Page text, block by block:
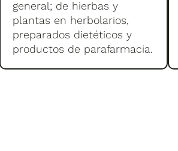
general; de hierbas y
plantas en herbolarios,
preparados dietéticos y
productos de parafarmacia.